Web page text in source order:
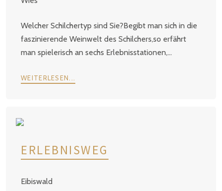
Welcher Schilchertyp sind Sie?Begibt man sich in die
faszinierende Weinwelt des Schilchers,so erfährt
man spielerisch an sechs Erlebnisstationen,...
WEITERLESEN...
ERLEBNISWEG
Eibiswald